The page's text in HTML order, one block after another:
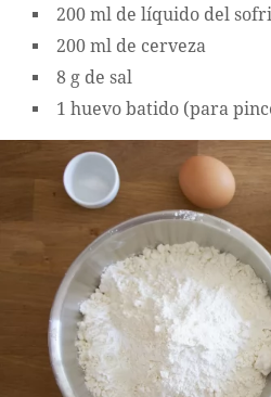
200 ml de líquido del
200 ml de cerveza
8 g de sal
1 huevo batido (para